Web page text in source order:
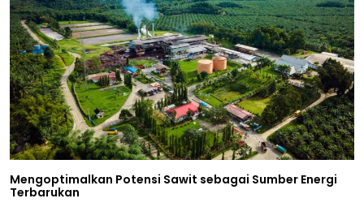
Mengoptimalkan Potensi Sawit sebagai Sumber Energi
Terbarukan